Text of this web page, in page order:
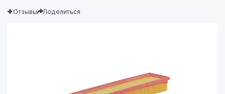
Отзывы Поделиться